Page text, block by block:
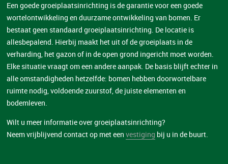
Een goede groeiplaatsinrichting is de garantie voor een goede
wortelontwikkeling en duurzame ontwikkeling van bomen. Er
bestaat geen standaard groeiplaatsinrichting. De locatie is
allesbepalend. Hierbij maakt het uit of de groeiplaats in de
verharding, het gazon of in de open grond ingericht moet worden.
Elke situatie vraagt om een andere aanpak. De basis blijft echter in
alle omstandigheden hetzelfde: bomen hebben doorwortelbare
ruimte nodig, voldoende zuurstof, de juiste elementen en
bodemleven.
Wilt u meer informatie over groeiplaatsinrichting?
Neem vrijblijvend contact op met eenvestiging bij u in de buurt.